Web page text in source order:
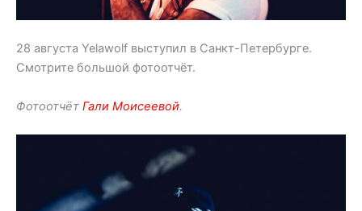
28 августа Yelawolf выступил в Санкт-Петербурге.
Смотрите большой фотоотчёт.
Фотоотчёт Гали Моисеевой.